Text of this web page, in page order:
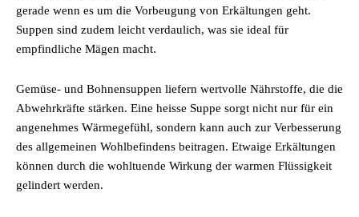
gerade wenn es um die Vorbeugung von Erkältungen geht.
Suppen sind zudem leicht verdaulich, was sie ideal für
empfindliche Mägen macht.
Gemüse- und Bohnensuppen liefern wertvolle Nährstoffe, die die
Abwehrkräfte stärken. Eine heisse Suppe sorgt nicht nur für ein
angenehmes Wärmegefühl, sondern kann auch zur Verbesserung
des allgemeinen Wohlbefindens beitragen. Etwaige Erkältungen
können durch die wohltuende Wirkung der warmen Flüssigkeit
gelindert werden.